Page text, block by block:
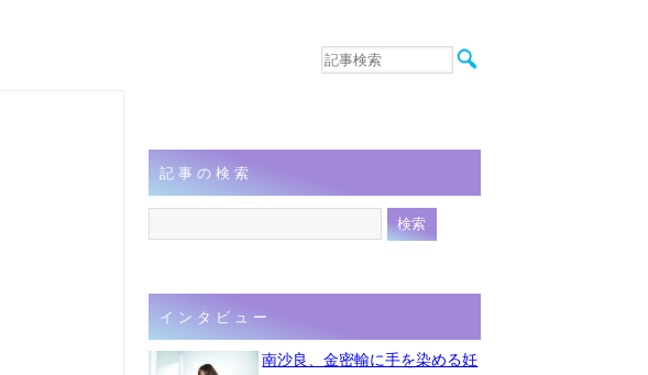
音楽
連載
フォト
記事の検索
インタビュー
南沙良、金密輸に手を染める妊